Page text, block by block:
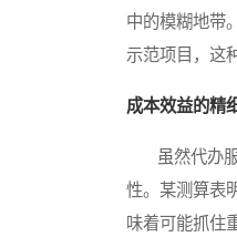
中的模糊地带
示范项目，这
成本效益的精
虽然代办服
性。某测算表
味着可能抓住